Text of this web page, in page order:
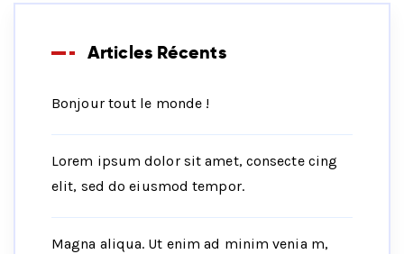
Articles Récents
Bonjour tout le monde !
Lorem ipsum dolor sit amet, consecte cing
elit, sed do eiusmod tempor.
Magna aliqua. Ut enim ad minim venia m,